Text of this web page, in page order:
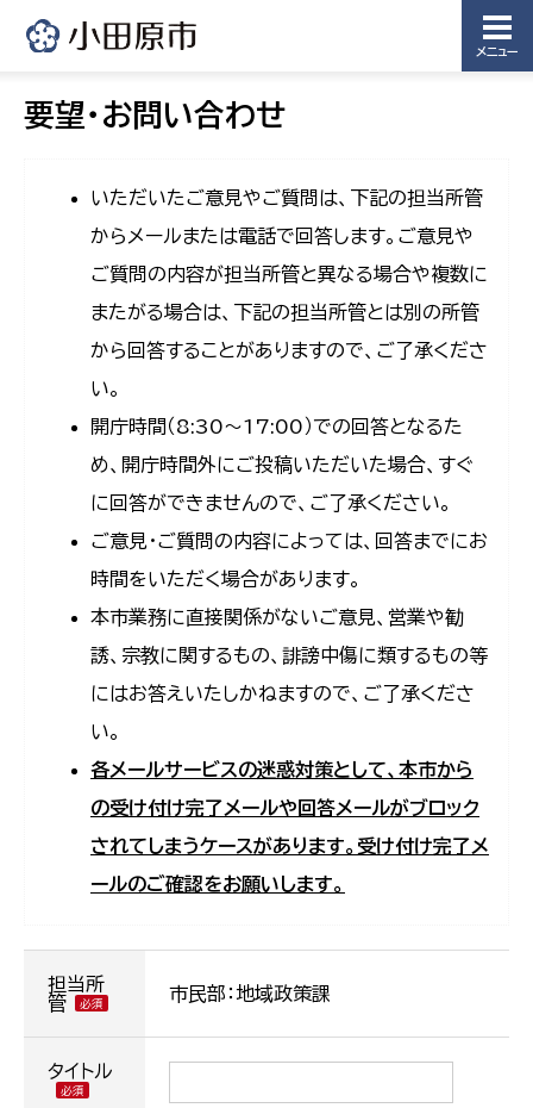
メニュー
要望・お問い合わせ
いただいたご意見やご質問は、下記の担当所管
からメールまたは電話で回答します。ご意見や
ご質問の内容が担当所管と異なる場合や複数に
またがる場合は、下記の担当所管とは別の所管
から回答することがありますので、ご了承くださ
い。
開庁時間（8:30〜17:00）での回答となるた
め、開庁時間外にご投稿いただいた場合、すぐ
に回答ができませんので、ご了承ください。
ご意見・ご質問の内容によっては、回答までにお
時間をいただく場合があります。
本市業務に直接関係がないご意見、営業や勧
誘、宗教に関するもの、誹謗中傷に類するもの等
にはお答えいたしかねますので、ご了承くださ
い。
各メールサービスの迷惑対策として、本市から
の受け付け完了メールや回答メールがブロック
されてしまうケースがあります。受け付け完了メ
ールのご確認をお願いします。
担当所
管
市民部：地域政策課
タイトル